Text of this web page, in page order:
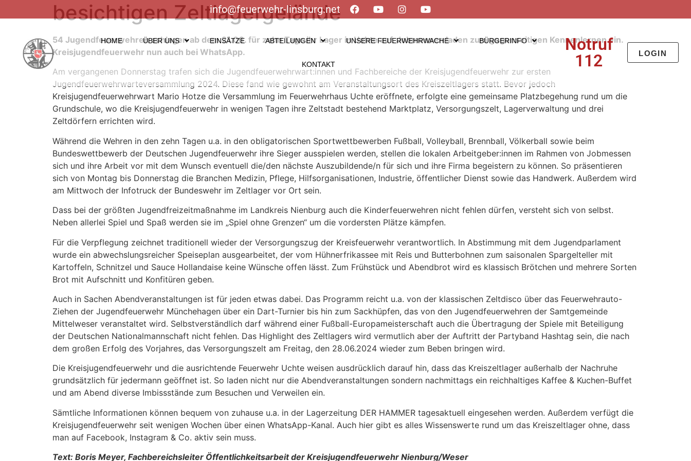
info@feuerwehr-linsburg.net
HOME ÜBER UNS EINSÄTZE ABTEILUNGEN UNSERE FEUERWEHRWACHE BÜRGERINFO
KONTAKT
Notruf
112
LOGIN
besichtigen Zeltlagergelände
54 Jugendfeuerwehren schlagen ab dem 21.06. für zehn Tage ihr Lager in Uchte auf. Jobmessen laden zum gegenseitigen Kennenlernen ein.
Kreisjugendfeuerwehr nun auch bei WhatsApp.
Am vergangenen Donnerstag trafen sich die Jugendfeuerwehrwart:innen und Fachbereiche der Kreisjugendfeuerwehr zur ersten
Jugendfeuerwehrwarteversammlung 2024. Diese fand wie gewohnt am Veranstaltungsort des Kreiszeltlagers statt. Bevor jedoch
Kreisjugendfeuerwehrwart Mario Hotze die Versammlung im Feuerwehrhaus Uchte eröffnete, erfolgte eine gemeinsame Platzbegehung rund um die
Grundschule, wo die Kreisjugendfeuerwehr in wenigen Tagen ihre Zeltstadt bestehend Marktplatz, Versorgungszelt, Lagerverwaltung und drei
Zeltdörfern errichten wird.
Während die Wehren in den zehn Tagen u.a. in den obligatorischen Sportwettbewerben Fußball, Volleyball, Brennball, Völkerball sowie beim
Bundeswettbewerb der Deutschen Jugendfeuerwehr ihre Sieger ausspielen werden, stellen die lokalen Arbeitgeber:innen im Rahmen von Jobmessen
sich und ihre Arbeit vor mit dem Wunsch eventuell die/den nächste Auszubildende/n für sich und ihre Firma begeistern zu können. So präsentieren
sich von Montag bis Donnerstag die Branchen Medizin, Pflege, Hilfsorganisationen, Industrie, öffentlicher Dienst sowie das Handwerk. Außerdem wird
am Mittwoch der Infotruck der Bundeswehr im Zeltlager vor Ort sein.
Dass bei der größten Jugendfreizeitmaßnahme im Landkreis Nienburg auch die Kinderfeuerwehren nicht fehlen dürfen, versteht sich von selbst.
Neben allerlei Spiel und Spaß werden sie im „Spiel ohne Grenzen“ um die vordersten Plätze kämpfen.
Für die Verpflegung zeichnet traditionell wieder der Versorgungszug der Kreisfeuerwehr verantwortlich. In Abstimmung mit dem Jugendparlament
wurde ein abwechslungsreicher Speiseplan ausgearbeitet, der vom Hühnerfrikassee mit Reis und Butterbohnen zum saisonalen Spargelteller mit
Kartoffeln, Schnitzel und Sauce Hollandaise keine Wünsche offen lässt. Zum Frühstück und Abendbrot wird es klassisch Brötchen und mehrere Sorten
Brot mit Aufschnitt und Konfitüren geben.
Auch in Sachen Abendveranstaltungen ist für jeden etwas dabei. Das Programm reicht u.a. von der klassischen Zeltdisco über das Feuerwehrauto-
Ziehen der Jugendfeuerwehr Münchehagen über ein Dart-Turnier bis hin zum Sackhüpfen, das von den Jugendfeuerwehren der Samtgemeinde
Mittelweser veranstaltet wird. Selbstverständlich darf während einer Fußball-Europameisterschaft auch die Übertragung der Spiele mit Beteiligung
der Deutschen Nationalmannschaft nicht fehlen. Das Highlight des Zeltlagers wird vermutlich aber der Auftritt der Partyband Hashtag sein, die nach
dem großen Erfolg des Vorjahres, das Versorgungszelt am Freitag, den 28.06.2024 wieder zum Beben bringen wird.
Die Kreisjugendfeuerwehr und die ausrichtende Feuerwehr Uchte weisen ausdrücklich darauf hin, dass das Kreiszeltlager außerhalb der Nachruhe
grundsätzlich für jedermann geöffnet ist. So laden nicht nur die Abendveranstaltungen sondern nachmittags ein reichhaltiges Kaffee & Kuchen-Buffet
und am Abend diverse Imbissstände zum Besuchen und Verweilen ein.
Sämtliche Informationen können bequem von zuhause u.a. in der Lagerzeitung DER HAMMER tagesaktuell eingesehen werden. Außerdem verfügt die
Kreisjugendfeuerwehr seit wenigen Wochen über einen WhatsApp-Kanal. Auch hier gibt es alles Wissenswerte rund um das Kreiszeltlager ohne, dass
man auf Facebook, Instagram & Co. aktiv sein muss.
Text: Boris Meyer, Fachbereichsleiter Öffentlichkeitsarbeit der Kreisjugendfeuerwehr Nienburg/Weser